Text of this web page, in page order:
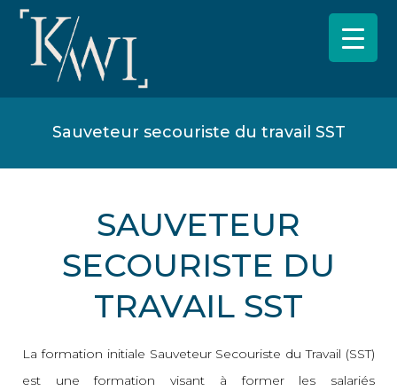
Sauveteur secouriste du travail SST
SAUVETEUR
SECOURISTE DU
TRAVAIL SST
La formation initiale Sauveteur Secouriste du Travail (SST)
est une formation visant à former les salariés